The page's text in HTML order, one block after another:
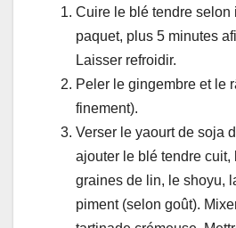
Cuire le blé tendre selon
paquet, plus 5 minutes
Laisser refroidir.
Peler le gingembre et le
finement).
Verser le yaourt de soja
ajouter le blé tendre cuit,
graines de lin, le shoyu,
piment (selon goût).